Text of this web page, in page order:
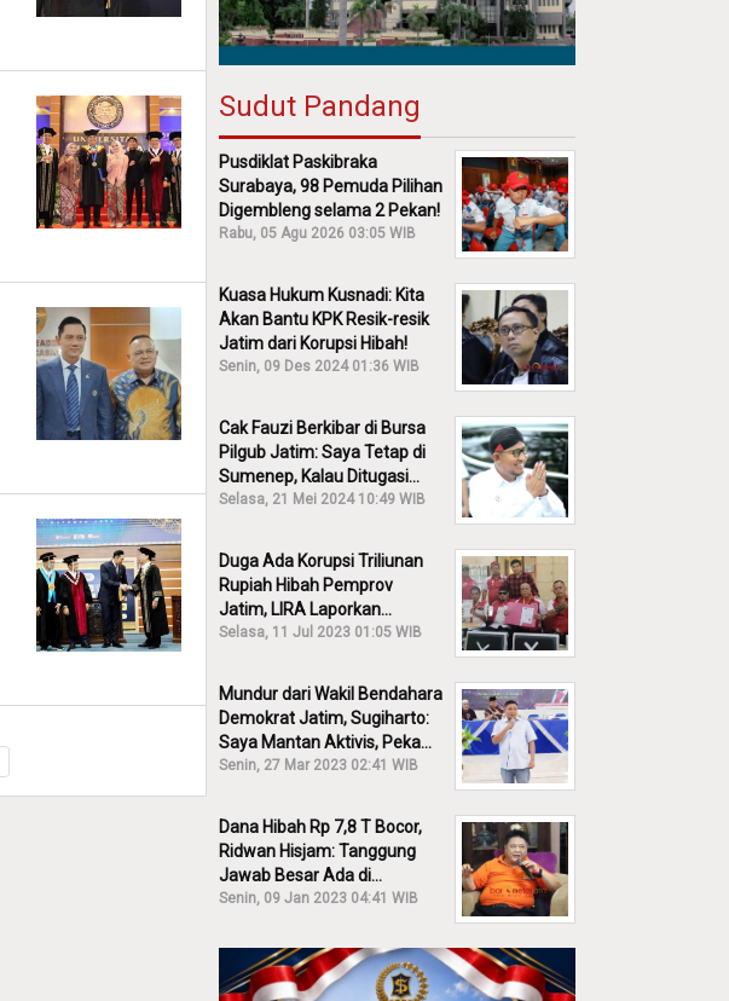
Sudut Pandang
Pusdiklat Paskibraka
Surabaya, 98 Pemuda Pilihan
Digembleng selama 2 Pekan!
Rabu, 05 Agu 2026 03:05 WIB
Kuasa Hukum Kusnadi: Kita
Akan Bantu KPK Resik-resik
Jatim dari Korupsi Hibah!
Senin, 09 Des 2024 01:36 WIB
Cak Fauzi Berkibar di Bursa
Pilgub Jatim: Saya Tetap di
Sumenep, Kalau Ditugasi
Partai Lain Cerita!
Selasa, 21 Mei 2024 10:49 WIB
Duga Ada Korupsi Triliunan
Rupiah Hibah Pemprov
Jatim, LIRA Laporkan
Khofifah ke KPK: Dia Harus
Selasa, 11 Jul 2023 01:05 WIB
Mundur dari Wakil Bendahara
Demokrat Jatim, Sugiharto:
Saya Mantan Aktivis, Peka
Sekali Kalau Ada yang
Senin, 27 Mar 2023 02:41 WIB
Dana Hibah Rp 7,8 T Bocor,
Ridwan Hisjam: Tanggung
Jawab Besar Ada di
Pemprov, Bukan DPRD Jatim!
Senin, 09 Jan 2023 04:41 WIB